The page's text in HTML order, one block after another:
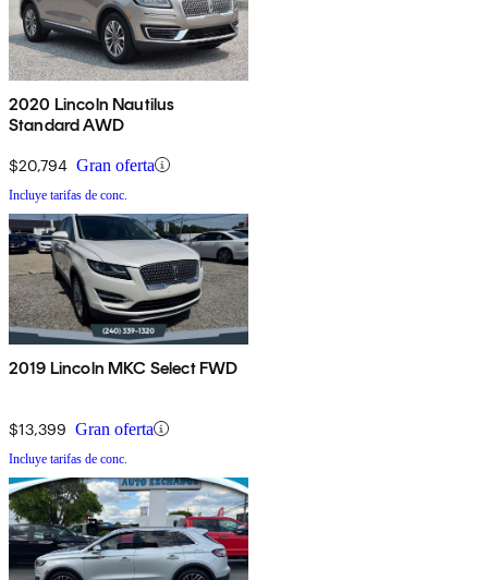
2020 Lincoln Nautilus
Standard AWD
$20,794 Gran oferta
Incluye tarifas de conc.
2019 Lincoln MKC Select FWD
$13,399 Gran oferta
Incluye tarifas de conc.